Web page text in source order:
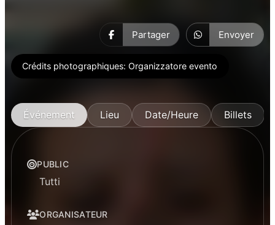
Partager Envoyer
Crédits photographiques: Organizzatore evento
Événement Lieu Date/Heure Billets
PUBLIC
Tutti
ORGANISATEUR